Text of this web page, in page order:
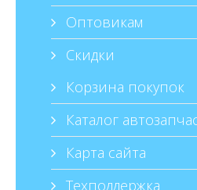
Оптовикам
Скидки
Корзина покупок
Каталог
Карта сайта
Техподдержка